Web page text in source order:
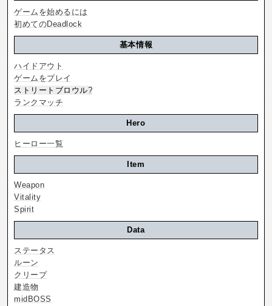
ゲームを始めるには
初めてのDeadlock
基本情報
ハイドアウト
ゲームをプレイ
ストリートブロウル?
ランクマッチ
Hero
ヒーロー一覧
Item
Weapon
Vitality
Spirit
Data
ステータス
ルーン
クリープ
建造物
midBOSS